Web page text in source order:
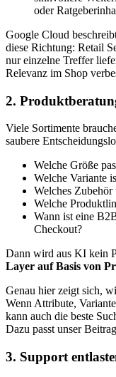
oder
Google Cloud
diese Richtung: Retail
nur einzelne Treffer
Relevanz im Shop
2.
Viele Sortimente
saubere
Welche Größe
Welche Variante
Welches
Welche
Wann ist eine
Checkout?
Dann wird aus KI kein
Layer auf Basis von
Genau hier zeigt sich,
Wenn Attribute,
kann auch die beste
Dazu passt unser Beitrag
3. Support